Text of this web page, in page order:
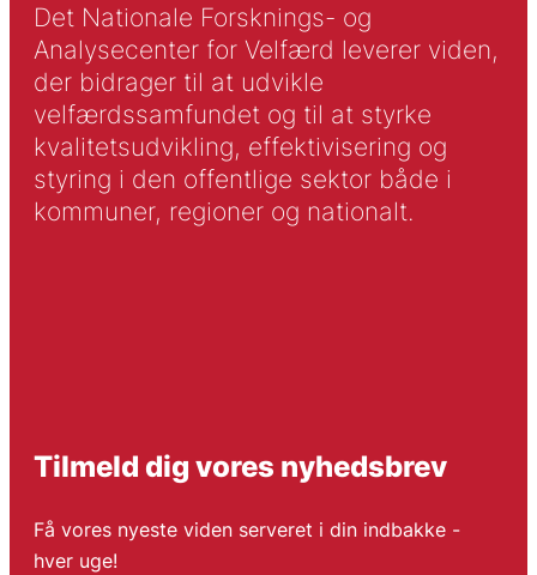
Det Nationale Forsknings- og
Analysecenter for Velfærd leverer viden,
der bidrager til at udvikle
velfærdssamfundet og til at styrke
kvalitetsudvikling, effektivisering og
styring i den offentlige sektor både i
kommuner, regioner og nationalt.
Tilmeld dig vores nyhedsbrev
Få vores nyeste viden serveret i din indbakke -
hver uge!